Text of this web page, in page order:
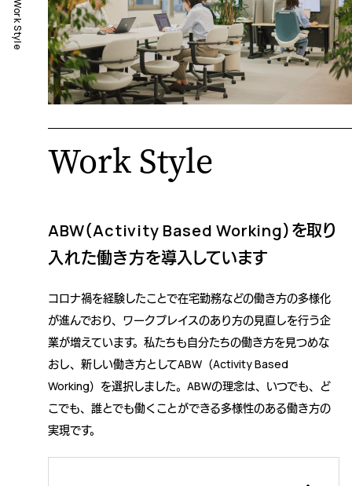
Work Style
Work Style
ABW（Activity Based Working）を取り
入れた働き方を導入しています
コロナ禍を経験したことで在宅勤務などの働き方の多様化
が進んでおり、ワークプレイスのあり方の見直しを行う企
業が増えています。私たちも自分たちの働き方を見つめな
おし、新しい働き方としてABW（Activity Based
Working）を選択しました。ABWの理念は、いつでも、ど
こでも、誰とでも働くことができる多様性のある働き方の
実現です。